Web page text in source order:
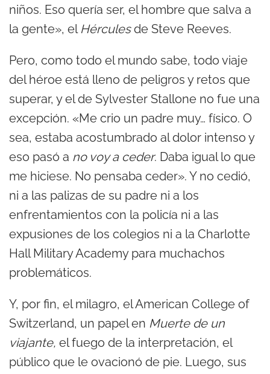
niños. Eso quería ser, el hombre que salva a
la gente», el Hérculesde Steve Reeves.
Pero, como todo el mundo sabe, todo viaje
del héroe está lleno de peligros y retos que
superar, y el de Sylvester Stallone no fue una
excepción. «Me crio un padre muy… físico. O
sea, estaba acostumbrado al dolor intenso y
eso pasó a no voy a ceder. Daba igual lo que
me hiciese. No pensaba ceder». Y no cedió,
ni a las palizas de su padre ni a los
enfrentamientos con la policía ni a las
expusiones de los colegios ni a la Charlotte
Hall Military Academy para muchachos
problemáticos.
Y, por fin, el milagro, el American College of
Switzerland, un papel en Muerte de un
viajante, el fuego de la interpretación, el
público que le ovacionó de pie. Luego, sus